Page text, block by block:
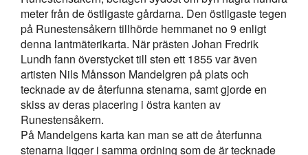
meter från de östligaste gårdarna. Den östligaste tegen
på Runestensåkern tillhörde hemmanet no 9 enligt
denna lantmäterikarta. När prästen Johan Fredrik
Lundh fann överstycket till sten ett 1855 var även
artisten Nils Månsson Mandelgren på plats och
tecknade av de återfunna stenarna, samt gjorde en
skiss av deras placering i östra kanten av
Runestensåkern.
På Mandelgens karta kan man se att de återfunna
stenarna ligger i samma ordning som de är tecknade